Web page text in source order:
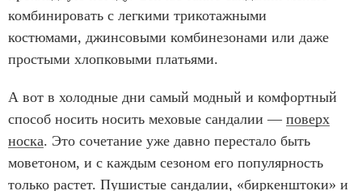
комбинировать с легкими трикотажными
костюмами, джинсовыми комбинезонами или даже
простыми хлопковыми платьями.
А вот в холодные дни самый модный и комфортный
способ носить носить меховые сандалии — поверх
носка. Это сочетание уже давно перестало быть
моветоном, и с каждым сезоном его популярность
только растет. Пушистые сандалии, «биркенштоки» и